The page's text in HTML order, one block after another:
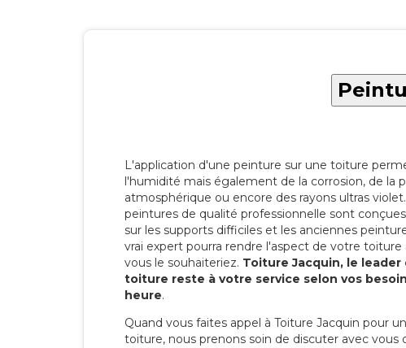
L'application d'une peinture sur une toiture
l'humidité mais également de la corrosion, de la
atmosphérique ou encore des rayons ultras
peintures de qualité professionnelle sont
sur les supports difficiles et les anciennes
vrai expert pourra rendre l'aspect de votre toiture
vous le souhaiteriez. Toiture Jacquin, le leader
toiture reste à votre service selon vos
heure.
Quand vous faites appel à Toiture Jacquin pour
toiture, nous prenons soin de discuter avec vous